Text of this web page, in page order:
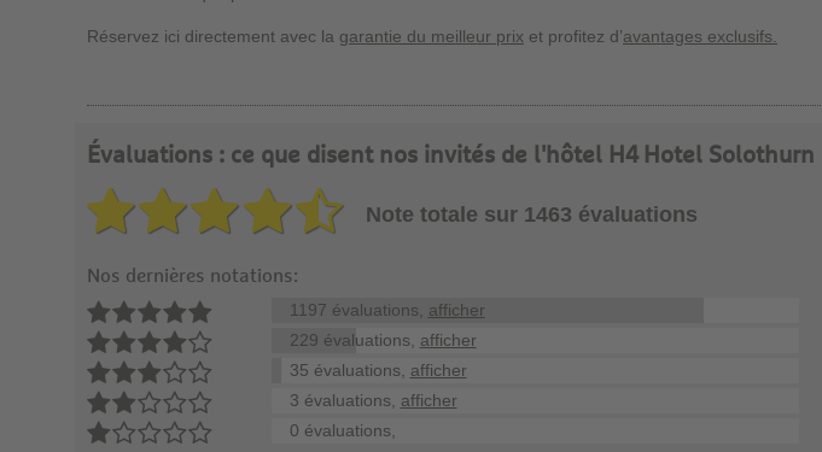
Réservez ici directement avec la garantie du meilleur prix et profitez d’avantages exclusifs.
Évaluations : ce que disent nos invités de l'hôtel H4 Hotel Solothurn
Note totale sur 1463 évaluations
Nos dernières notations:
1197 évaluations, afficher
229 évaluations, afficher
35 évaluations, afficher
3 évaluations, afficher
0 évaluations,